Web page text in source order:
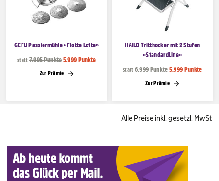
GEFU Passiermühle «Flotte Lotte»
statt 7.995 Punkte5.999 Punkte
Zur Prämie
HAILO Tritthocker mit 2 Stufen
«StandardLine»
statt 6.999 Punkte5.999 Punkte
Zur Prämie
Alle Preise inkl. gesetzl. MwSt